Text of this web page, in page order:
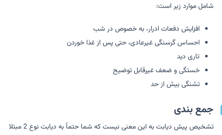
شامل موارد زیر است:
افزایش دفعات ادرار، به خصوص در شب
احساس گرسنگی غیرعادی، حتی پس از غذا خوردن
تاری دید
خستگی و ضعف غیرقابل توضیح
تشنگی بیش از حد
جمع بندی
تشخیص پیش دیابت به این معنی نیست که شما حتماً به دیابت نوع 2 مبتلا